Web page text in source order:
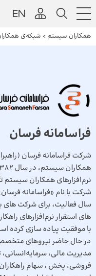
همکاران سیستم > شبکه‌ی
فراسامانه فرسان
شرکت فراسامانه فرسان
سال فعالیت، برای شرکت
های استقرار نرم‌افزارهای
با موفقیت پیاده سازی کرده
در حال حاضر نیروهای
مدیریت مالی،
فروشی، پخش ، سهام